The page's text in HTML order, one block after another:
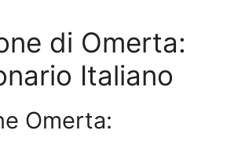
di Omerta:
Italiano
Omerta: